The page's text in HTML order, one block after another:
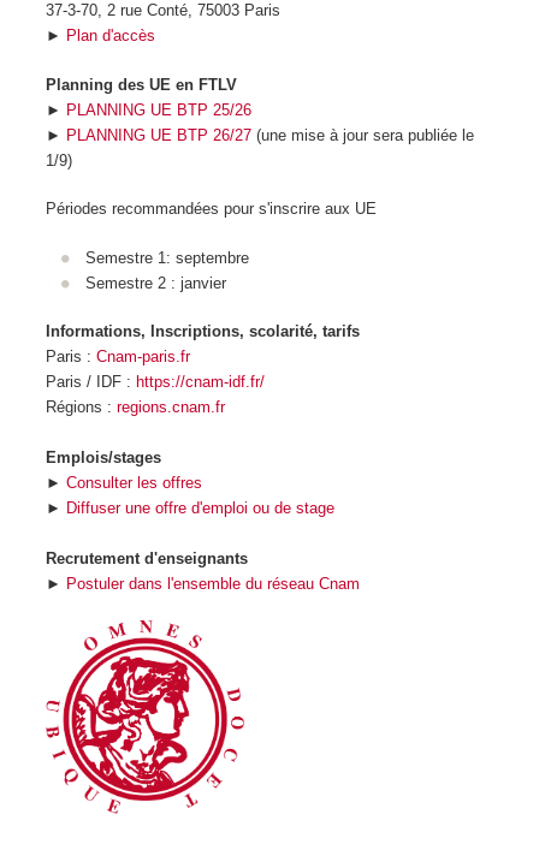
37-3-70, 2 rue Conté, 75003 Paris
► Plan d'accès
Planning des UE en FTLV
► PLANNING UE BTP 25/26
► PLANNING UE BTP 26/27 (une mise à jour sera publiée le
1/9)
Périodes recommandées pour s'inscrire aux UE
Semestre 1: septembre
Semestre 2 : janvier
Informations, Inscriptions, scolarité, tarifs
Paris : Cnam-paris.fr
Paris / IDF : https://cnam-idf.fr/
Régions : regions.cnam.fr
Emplois/stages
► Consulter les offres
► Diffuser une offre d'emploi ou de stage
Recrutement d'enseignants
► Postuler dans l'ensemble du réseau Cnam